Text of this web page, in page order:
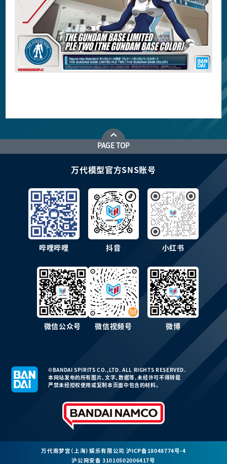
PAGE TOP
万代模型官方SNS账号
哔哩哔哩 抖音 小红书
微信公众号 微信视频号 微博
©BANDAI SPIRITS CO.,LTD. ALL RIGHTS RESERVED.
本网站发布的所有图片、文字、数据等，未经许可不得转载
严禁未经授权使用或复制本页面中包含的材料。
万代南梦宫（上海）娱乐有限公司 沪ICP备18048774号-4
沪公网安备 31010502006417号